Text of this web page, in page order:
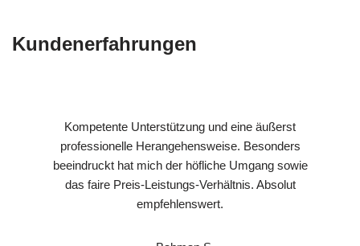
Kundenerfahrungen
Kompetente Unterstützung und eine äußerst
professionelle Herangehensweise. Besonders
beeindruckt hat mich der höfliche Umgang sowie
das faire Preis-Leistungs-Verhältnis. Absolut
empfehlenswert.